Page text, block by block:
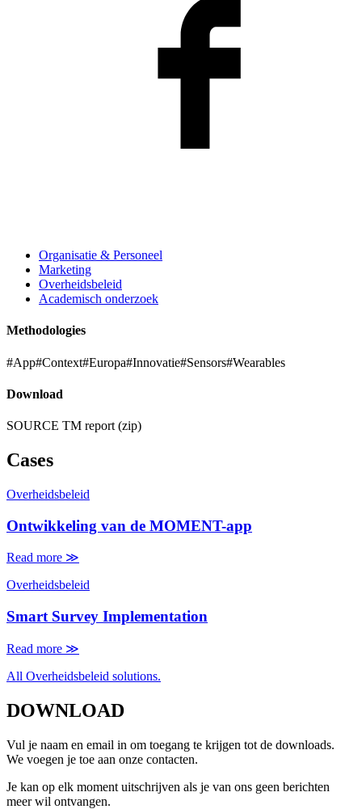
Organisatie & Personeel
Marketing
Overheidsbeleid
Academisch onderzoek
Methodologies
#App#Context#Europa#Innovatie#Sensors#Wearables
Download
SOURCE TM report (zip)
Cases
Overheidsbeleid
Ontwikkeling van de MOMENT-app
Read more ≫
Overheidsbeleid
Smart Survey Implementation
Read more ≫
All Overheidsbeleid solutions.
DOWNLOAD
Vul je naam en email in om toegang te krijgen tot de downloads.
We voegen je toe aan onze contacten.
Je kan op elk moment uitschrijven als je van ons geen berichten
meer wil ontvangen.